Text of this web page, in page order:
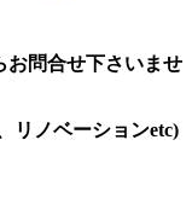
お問合せ下さいませ
リノベーションetc)